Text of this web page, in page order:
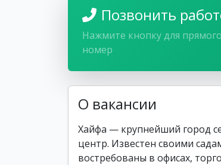
Позвонить
Нажмите кнопку для
номер
О вакансии
Хайфа — крупнейший город
центр. Известен своими
востребованы в офисах,